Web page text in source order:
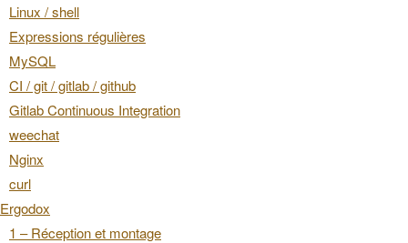
Linux / shell
Expressions régulières
MySQL
CI / git / gitlab / github
Gitlab Continuous Integration
weechat
Nginx
curl
Ergodox
1 – Réception et montage